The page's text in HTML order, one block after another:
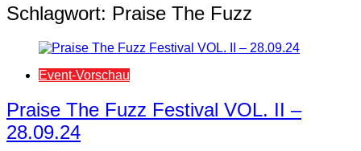
Schlagwort: Praise The Fuzz
Event-Vorschau
Praise The Fuzz Festival VOL. II –
28.09.24